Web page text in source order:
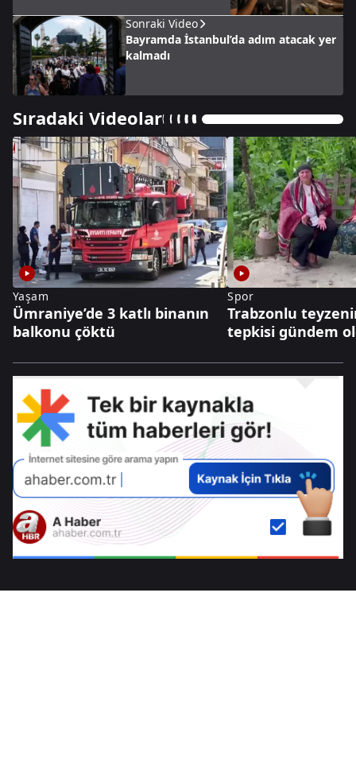
Sonraki Video
Bayramda İstanbul’da adım atacak yer
kalmadı
Sıradaki Videolar
Yaşam
Ümraniye’de 3 katlı binanın
balkonu çöktü
Spor
Trabzonlu
tepkisi gündem